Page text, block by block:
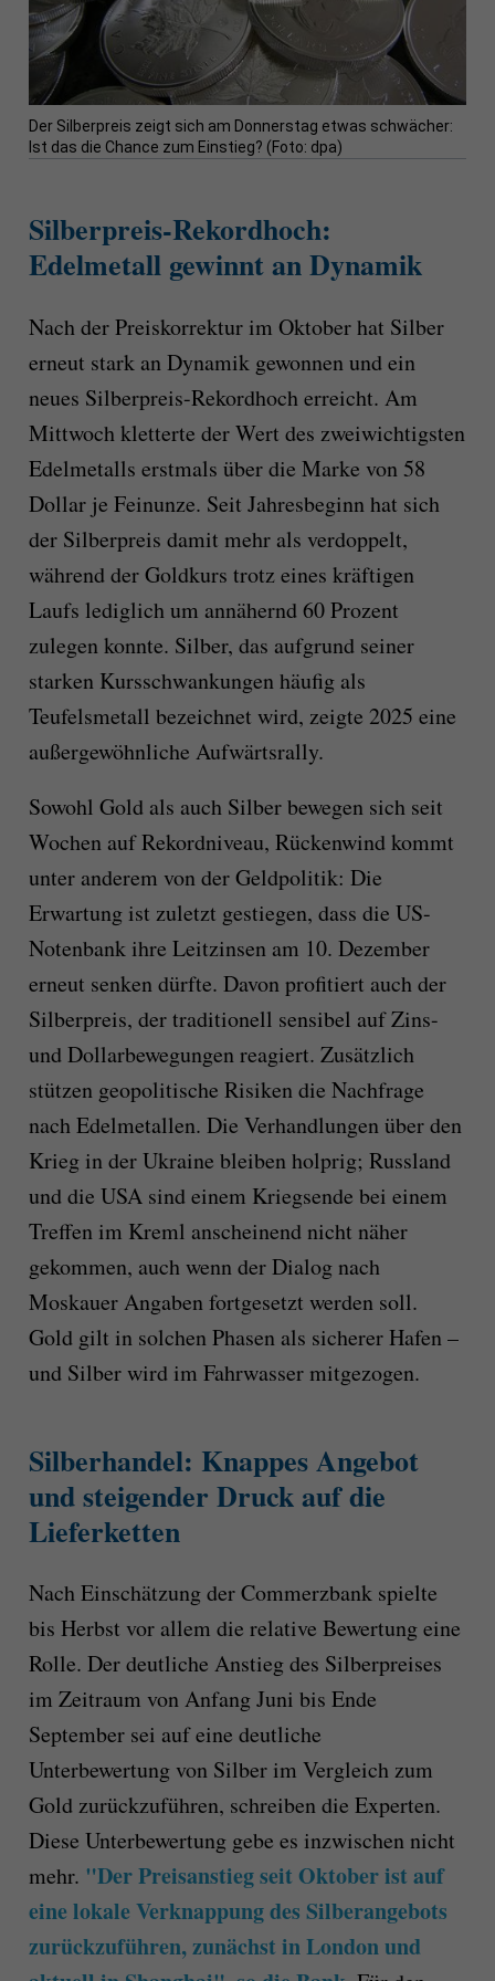
Der Silberpreis zeigt sich am Donnerstag etwas schwächer:
Ist das die Chance zum Einstieg? (Foto: dpa)
Silberpreis-Rekordhoch:
Edelmetall gewinnt an Dynamik
Nach der Preiskorrektur im Oktober hat Silber
erneut stark an Dynamik gewonnen und ein
neues Silberpreis-Rekordhoch erreicht. Am
Mittwoch kletterte der Wert des zweiwichtigsten
Edelmetalls erstmals über die Marke von 58
Dollar je Feinunze. Seit Jahresbeginn hat sich
der Silberpreis damit mehr als verdoppelt,
während der Goldkurs trotz eines kräftigen
Laufs lediglich um annähernd 60 Prozent
zulegen konnte. Silber, das aufgrund seiner
starken Kursschwankungen häufig als
Teufelsmetall bezeichnet wird, zeigte 2025 eine
außergewöhnliche Aufwärtsrally.
Sowohl Gold als auch Silber bewegen sich seit
Wochen auf Rekordniveau, Rückenwind kommt
unter anderem von der Geldpolitik: Die
Erwartung ist zuletzt gestiegen, dass die US-
Notenbank ihre Leitzinsen am 10. Dezember
erneut senken dürfte. Davon profitiert auch der
Silberpreis, der traditionell sensibel auf Zins-
und Dollarbewegungen reagiert. Zusätzlich
stützen geopolitische Risiken die Nachfrage
nach Edelmetallen. Die Verhandlungen über den
Krieg in der Ukraine bleiben holprig; Russland
und die USA sind einem Kriegsende bei einem
Treffen im Kreml anscheinend nicht näher
gekommen, auch wenn der Dialog nach
Moskauer Angaben fortgesetzt werden soll.
Gold gilt in solchen Phasen als sicherer Hafen –
und Silber wird im Fahrwasser mitgezogen.
Silberhandel: Knappes Angebot
und steigender Druck auf die
Lieferketten
Nach Einschätzung der Commerzbank spielte
bis Herbst vor allem die relative Bewertung eine
Rolle. Der deutliche Anstieg des Silberpreises
im Zeitraum von Anfang Juni bis Ende
September sei auf eine deutliche
Unterbewertung von Silber im Vergleich zum
Gold zurückzuführen, schreiben die Experten.
Diese Unterbewertung gebe es inzwischen nicht
mehr. "Der Preisanstieg seit Oktober ist auf
eine lokale Verknappung des Silberangebots
zurückzuführen, zunächst in London und